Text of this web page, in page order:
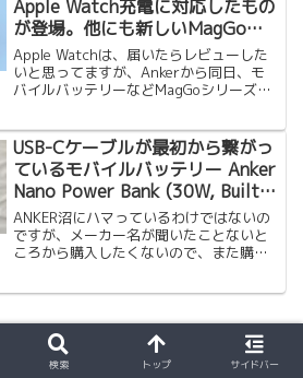
Apple Watch充電に対応したもの
が登場。他にも新しいMagGoシ
リーズが登場。
Apple Watchは、届いたらレビューした
いと思ってますが、Ankerから同日、モ
バイルバッテリーなどMagGoシリーズが
USB-Cケーブルが最初から繋がっ
ているモバイルバッテリー Anker
Nano Power Bank (30W, Built-
In USB-C Cable)を購入
ANKER沼にハマっているわけではないの
ですが、メーカー名が聞いたことないと
ころから購入したくないので、また購入
（停電とかあると困るし）...
スポンサーリンク
検索 トップ サイドバー